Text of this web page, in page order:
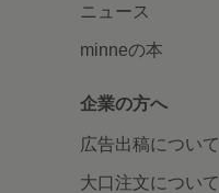
ニュース
minneの本
企業の方へ
広告出稿について
大口注文について